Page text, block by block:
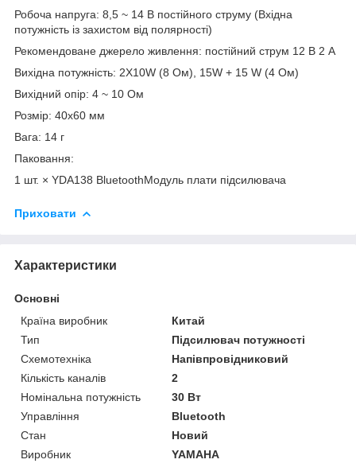
Робоча напруга: 8,5 ~ 14 В постійного струму (Вхідна
потужність із захистом від полярності)
Рекомендоване джерело живлення: постійний струм 12 В 2 А
Вихідна потужність: 2X10W (8 Ом), 15W + 15 W (4 Ом)
Вихідний опір: 4 ~ 10 Ом
Розмір: 40x60 мм
Вага: 14 г
Паковання:
1 шт. × YDA138 BluetoothМодуль плати підсилювача
Приховати
Характеристики
Основні
Країна виробник
Китай
Тип
Підсилювач потужності
Схемотехніка
Напівпровідниковий
Кількість каналів
2
Номінальна потужність
30 Вт
Управління
Bluetooth
Стан
Новий
Виробник
YAMAHA